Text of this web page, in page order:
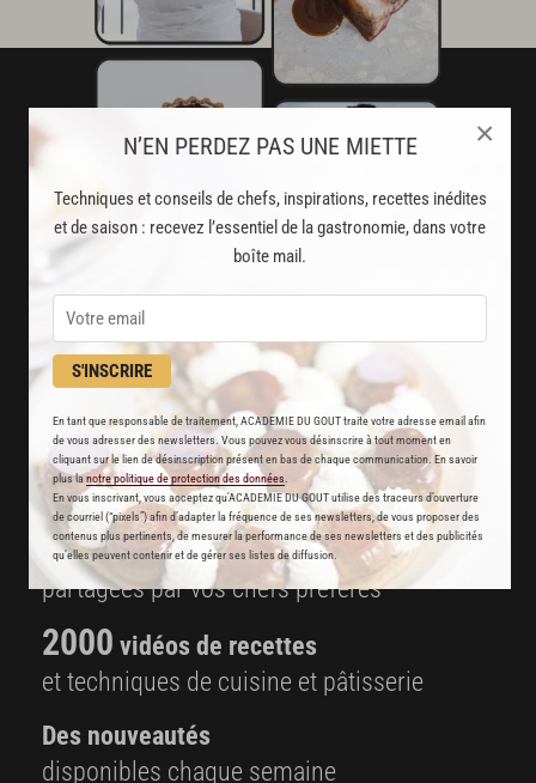
N’EN PERDEZ PAS UNE MIETTE
Techniques et conseils de chefs, inspirations, recettes inédites
et de saison : recevez l’essentiel de la gastronomie, dans votre
boîte mail.
S'INSCRIRE
En tant que responsable de traitement, ACADEMIE DU GOUT traite votre adresse email afin
de vous adresser des newsletters. Vous pouvez vous désinscrire à tout moment en
cliquant sur le lien de désinscription présent en bas de chaque communication. En savoir
plus lanotre politique de protection des données
En vous inscrivant, vous acceptez qu'ACADEMIE DU GOUT utilise des traceurs d’ouverture
de courriel (“pixels”) afin d’adapter la fréquence de ses newsletters, de vous proposer des
contenus plus pertinents, de mesurer la performance de ses newsletters et des publicités
qu’elles peuvent contenir et de gérer ses listes de diffusion.
×
AVEC VOTRE ABONNEMENT
PREMIUM
LA CUISINE DES CHEFS, ENFIN ACCESSIBLE !
8000recettes exclusives
partagées par vos chefs préférés
2000 vidéos de recettes
et techniques de cuisine et pâtisserie
Des nouveautés
disponibles chaque semaine